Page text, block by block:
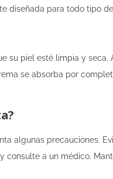
diseñada para todo tipo
su piel esté limpia y
se absorba por
algunas precauciones.
consulte a un médico.